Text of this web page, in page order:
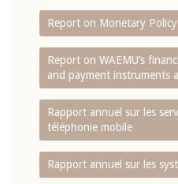
Report on Monetary
Report on WAEMU’s
and payment instruments
Rapport annuel sur les
téléphonie mobile
Rapport annuel sur les